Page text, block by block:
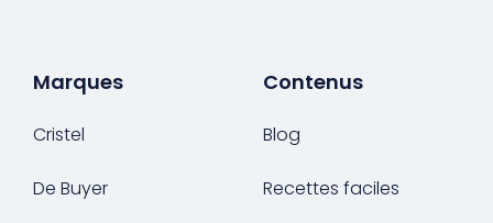
Marques
Cristel
De Buyer
Contenus
Blog
Recettes faciles